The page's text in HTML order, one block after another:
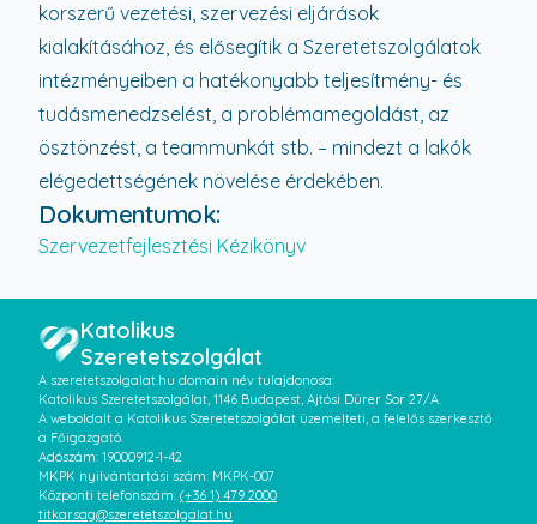
korszerű vezetési, szervezési eljárások
kialakításához, és elősegítik a Szeretetszolgálatok
intézményeiben a hatékonyabb teljesítmény- és
tudásmenedzselést, a problémamegoldást, az
ösztönzést, a teammunkát stb. – mindezt a lakók
elégedettségének növelése érdekében.
Dokumentumok:
Szervezetfejlesztési Kézikönyv
Katolikus
Szeretetszolgálat
A szeretetszolgalat.hu domain név tulajdonosa:
Katolikus Szeretetszolgálat, 1146 Budapest, Ajtósi Dürer Sor 27/A.
A weboldalt a Katolikus Szeretetszolgálat üzemelteti, a felelős szerkesztő
a Főigazgató.
Adószám: 19000912-1-42
MKPK nyilvántartási szám: MKPK-007
Központi telefonszám: (+36 1) 479 2000
titkarsag@szeretetszolgalat.hu